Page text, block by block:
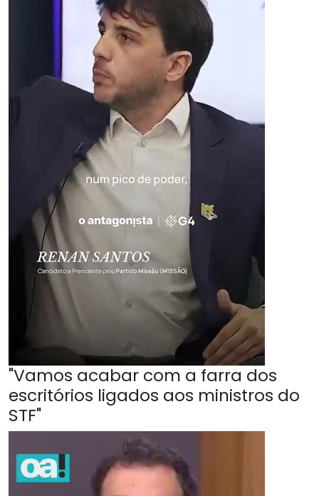
"Vamos acabar com a farra dos
escritórios ligados aos ministros do
STF"